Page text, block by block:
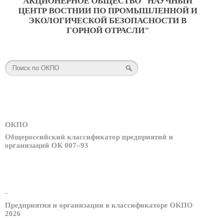
ЦЕНТР ВОСТНИИ ПО ПРОМЫШЛЕННОЙ И
ЭКОЛОГИЧЕСКОЙ БЕЗОПАСНОСТИ В
ГОРНОЙ ОТРАСЛИ"
ОКПО
Общероссийский классификатор предприятий и
организаций ОК 007–93
-
Предприятия и организации в классификаторе ОКПО
2026